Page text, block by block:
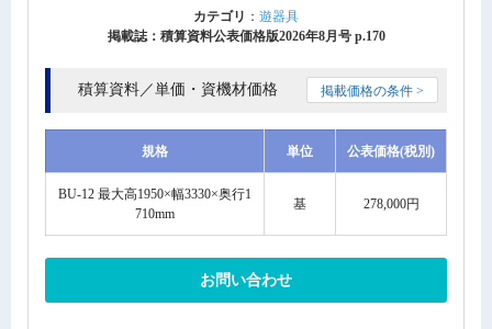
カテゴリ ： 遊器具
掲載誌：積算資料公表価格版2026年8月号 p.170
積算資料／単価・資機材価格 掲載価格の条件 >
規格 単位 公表価格(税別)
BU-12 最大高1950×幅3330×奥行1
710mm
基 278,000円
お問い合わせ